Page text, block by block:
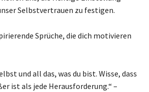
Selbstvertrauen zu festigen.
Sprüche, die dich motivieren
und all das, was du bist. Wisse, dass
ist als jede Herausforderung.“ –